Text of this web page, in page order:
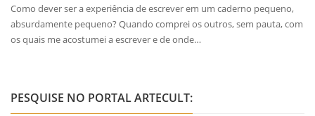
Como dever ser a experiência de escrever em um caderno pequeno,
absurdamente pequeno? Quando comprei os outros, sem pauta, com
os quais me acostumei a escrever e de onde…
PESQUISE NO PORTAL ARTECULT: